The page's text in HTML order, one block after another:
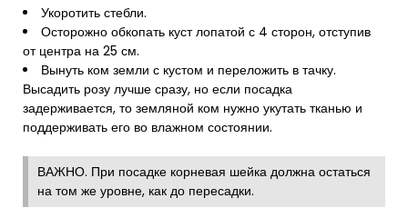
Укоротить стебли.
Осторожно обкопать куст лопатой с 4 сторон, отступив
от центра на 25 см.
Вынуть ком земли с кустом и переложить в тачку.
Высадить розу лучше сразу, но если посадка
задерживается, то земляной ком нужно укутать тканью и
поддерживать его во влажном состоянии.
ВАЖНО. При посадке корневая шейка должна остаться
на том же уровне, как до пересадки.